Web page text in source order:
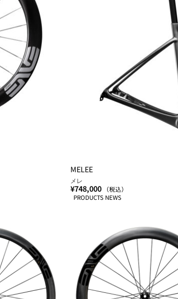
MELEE
メレ
¥748,000
（税込）
PRODUCTS NEWS